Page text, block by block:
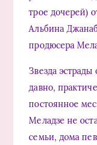
трое дочерей)
Альбина
продюсера
Звезда
давно,
постоянное
Меладзе не
семьи, дома